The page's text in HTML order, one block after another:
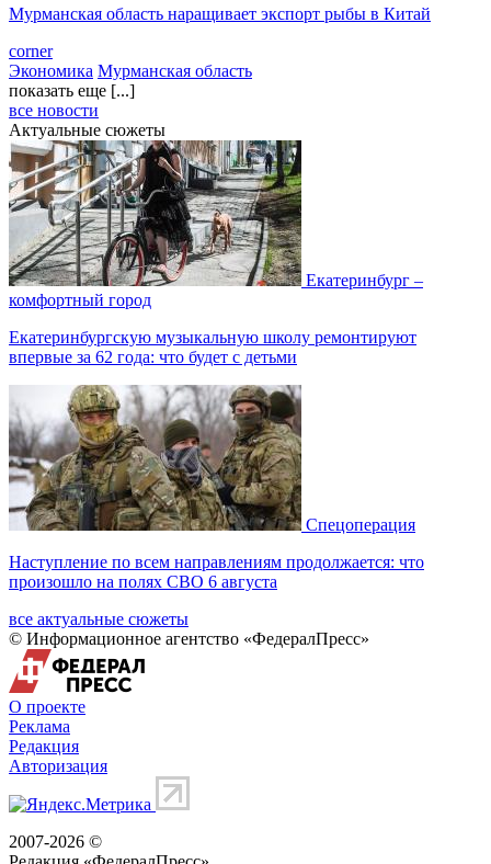
Мурманская область наращивает экспорт рыбы в Китай
corner
Экономика Мурманская область
показать еще [...]
все новости
Актуальные сюжеты
Екатеринбург –
комфортный город
Екатеринбургскую музыкальную школу ремонтируют
впервые за 62 года: что будет с детьми
Спецоперация
Наступление по всем направлениям продолжается: что
произошло на полях СВО 6 августа
все актуальные сюжеты
© Информационное агентство «ФедералПресс»
О проекте
Реклама
Редакция
Авторизация
2007-2026 ©